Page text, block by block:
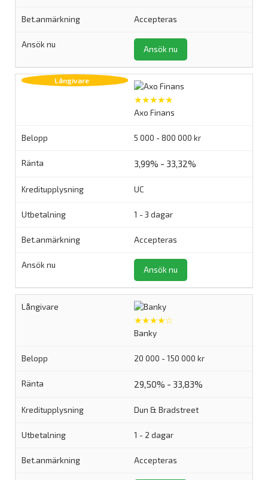
Accepteras
Ansök nu
★★★★★
Axo Finans
5 000 - 800 000 kr
3,99% - 33,32%
UC
1 - 3 dagar
Accepteras
Ansök nu
★★★★☆
Banky
20 000 - 150 000 kr
29,50% - 33,83%
Dun & Bradstreet
1 - 2 dagar
Accepteras